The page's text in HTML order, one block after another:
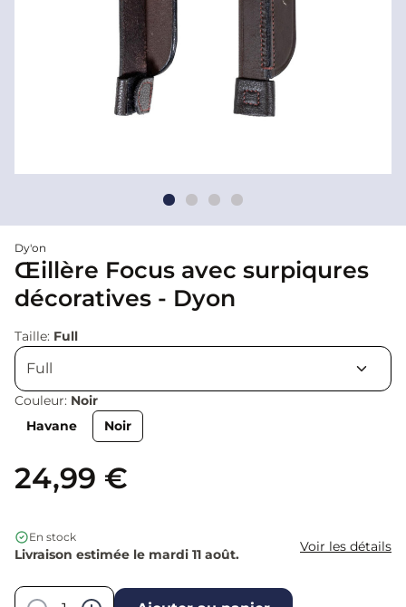
Dy'on
Œillère Focus avec surpiqures
décoratives - Dyon
Taille: Full
Couleur: Noir
Havane
Noir
24,99 €
En stock
Livraison estimée le mardi 11 août. Voir les détails